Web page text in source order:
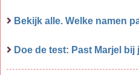
Bekijk alle. Welke namen
Doe de test: Past Marjel